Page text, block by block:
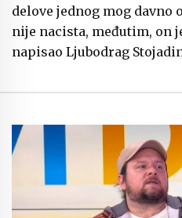
delove jednog mog davno
nije nacista, međutim, on
napisao Ljubodrag